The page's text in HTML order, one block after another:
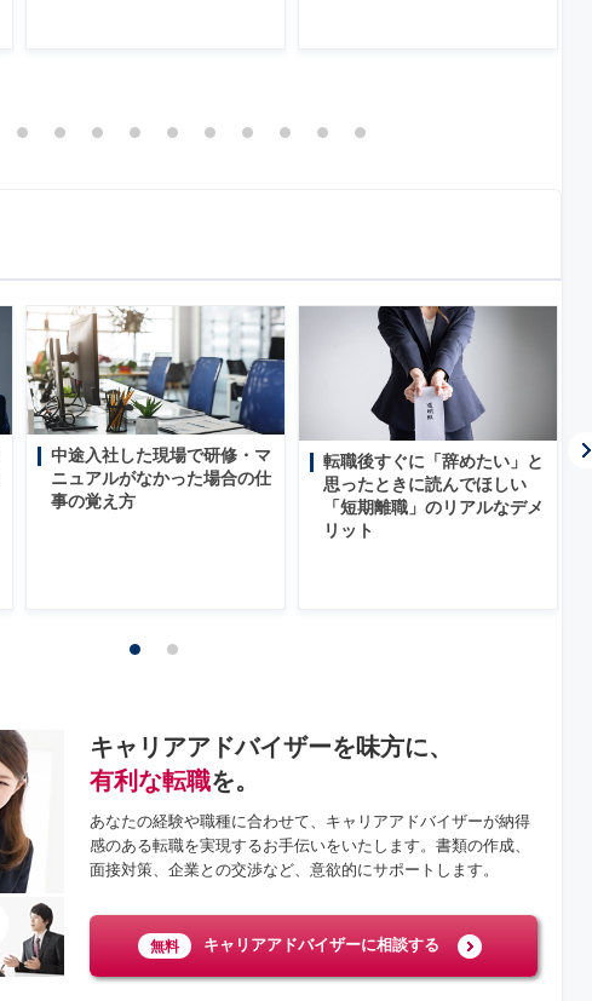
中途入社した現場で研修・マ
ニュアルがなかった場合の仕
事の覚え方
転職後すぐに「辞めたい」と
思ったときに読んでほしい
「短期離職」のリアルなデメ
リット
キャリアアドバイザーを味方に、
有利な転職を。
あなたの経験や職種に合わせて、キャリアアドバイザーが納得
感のある転職を実現するお手伝いをいたします。書類の作成、
面接対策、企業との交渉など、意欲的にサポートします。
無料 キャリアアドバイザーに相談する